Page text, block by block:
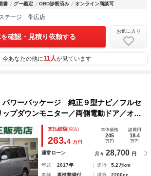
書 グー鑑定 OBD診断済み オンライン商談可
テージ 帯広店
確認・見積り依頼する
お気に入り
今あなたの他に11人が見ています
ワーパッケージ 純正９型ナビ／フルセ
プダウンモニター／両側電動ドア／オー
パドルシフト／シートヒーター／切替式４
／ＥＴＣ／スマートキー／スイッチ付革巻
支払総額(税込)
263.4 万円
本体価格
245
万円
諸費用
18.4
万円
通常ローン 月々 28,700 円
年式 2017年 走行
5.2万km
車検
車検整備付 排気 2200cc